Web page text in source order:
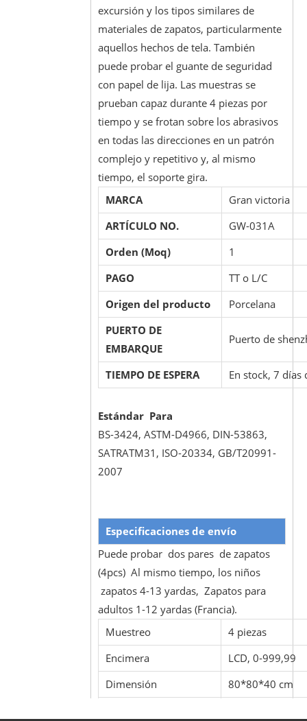
excursión y los tipos similares de
materiales de zapatos, particularmente
aquellos hechos de tela. También
puede probar el guante de seguridad
con papel de lija. Las muestras se
prueban capaz durante 4 piezas por
tiempo y se frotan sobre los abrasivos
en todas las direcciones en un patrón
complejo y repetitivo y, al mismo
tiempo, el soporte gira.
MARCA
Gran victoria
ARTÍCULO NO.
GW-031A
Orden (Moq)
1
PAGO
TT o L/C
Origen del producto
Porcelana
PUERTO DE
EMBARQUE
Puerto de
TIEMPO DE ESPERA En stock, 7 días
Estándar Para
BS-3424, ASTM-D4966, DIN-53863,
SATRATM31, ISO-20334, GB/T20991-
2007
Especificaciones de envío
Puede probar dos pares de zapatos
(4pcs) Al mismo tiempo, los niños
zapatos 4-13 yardas, Zapatos para
adultos 1-12 yardas (Francia).
Muestreo
4 piezas
Encimera
LCD, 0-999,99
Dimensión
80*80*40 cm